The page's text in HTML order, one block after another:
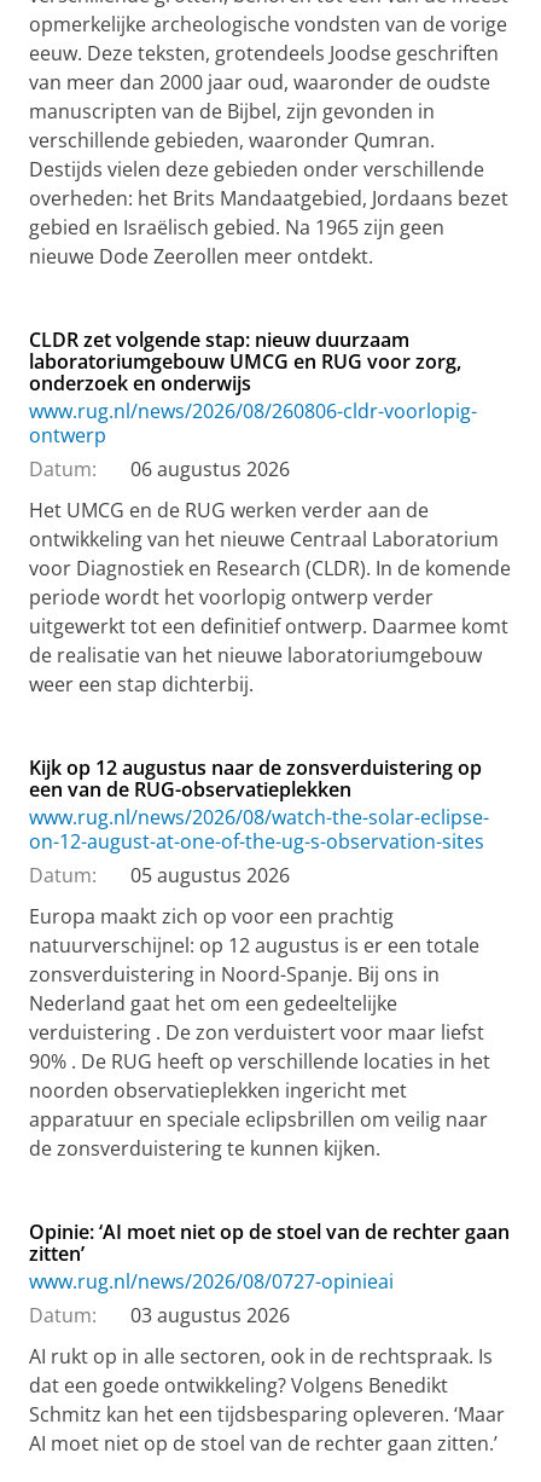
opmerkelijke archeologische vondsten van de vorige
eeuw. Deze teksten, grotendeels Joodse geschriften
van meer dan 2000 jaar oud, waaronder de oudste
manuscripten van de Bijbel, zijn gevonden in
verschillende gebieden, waaronder Qumran.
Destijds vielen deze gebieden onder verschillende
overheden: het Brits Mandaatgebied, Jordaans bezet
gebied en Israëlisch gebied. Na 1965 zijn geen
nieuwe Dode Zeerollen meer ontdekt.
CLDR zet volgende stap: nieuw duurzaam
laboratoriumgebouw UMCG en RUG voor zorg,
onderzoek en onderwijs
www.rug.nl/news/2026/08/260806-cldr-voorlopig-
ontwerp
Datum:
06 augustus 2026
Het UMCG en de RUG werken verder aan de
ontwikkeling van het nieuwe Centraal Laboratorium
voor Diagnostiek en Research (CLDR). In de komende
periode wordt het voorlopig ontwerp verder
uitgewerkt tot een definitief ontwerp. Daarmee komt
de realisatie van het nieuwe laboratoriumgebouw
weer een stap dichterbij.
Kijk op 12 augustus naar de zonsverduistering op
een van de RUG-observatieplekken
www.rug.nl/news/2026/08/watch-the-solar-eclipse-
on-12-august-at-one-of-the-ug-s-observation-sites
Datum:
05 augustus 2026
Europa maakt zich op voor een prachtig
natuurverschijnel: op 12 augustus is er een totale
zonsverduistering in Noord-Spanje. Bij ons in
Nederland gaat het om een gedeeltelijke
verduistering . De zon verduistert voor maar liefst
90% . De RUG heeft op verschillende locaties in het
noorden observatieplekken ingericht met
apparatuur en speciale eclipsbrillen om veilig naar
de zonsverduistering te kunnen kijken.
Opinie: ‘AI moet niet op de stoel van de rechter gaan
zitten’
www.rug.nl/news/2026/08/0727-opinieai
Datum:
03 augustus 2026
AI rukt op in alle sectoren, ook in de rechtspraak. Is
dat een goede ontwikkeling? Volgens Benedikt
Schmitz kan het een tijdsbesparing opleveren. ‘Maar
AI moet niet op de stoel van de rechter gaan zitten.’